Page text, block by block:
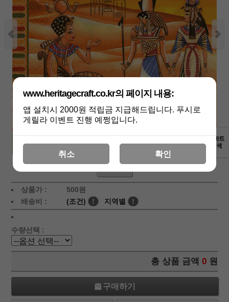
상품가 : 500원
배송비 :
(조건) ! 지역별 !
수량선택 :
총 상품 금액 0 원
구매하기
www.heritagecraft.co.kr의 페이지 내용:
앱 설치시 2000원 적립금 지급해드립니다. 푸시로
게릴라 이벤트 진행 예쩡입니다.
취소 확인